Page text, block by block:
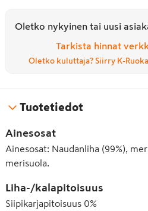
Oletko nykyinen tai uusi
Tarkista hinnat
Oletko kuluttaja? Siirry K-
Tuotetiedot
Ainesosat
Ainesosat: Naudanliha (99%),
merisuola.
Liha-/kalapitoisuus
Siipikarjapitoisuus 0%